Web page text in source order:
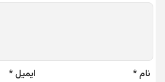
نام* ایمیل*